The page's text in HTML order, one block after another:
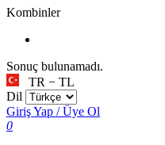
Kombinler
Sonuç bulunamadı.
TR − TL
Dil
Giriş Yap / Üye Ol
0